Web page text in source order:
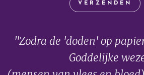
VERZENDEN
"Zodra de 'doden' op
Goddelijke